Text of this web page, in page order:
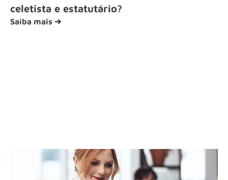
celetista e estatutário?
Saiba mais ➔